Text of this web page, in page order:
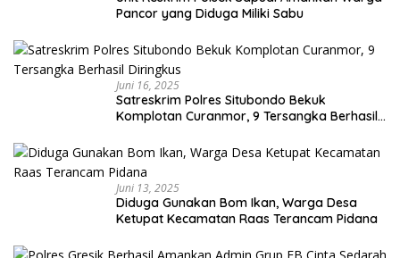
Pancor yang Diduga Miliki Sabu
Juni 16, 2025
Satreskrim Polres Situbondo Bekuk
Komplotan Curanmor, 9 Tersangka Berhasil
Juni 13, 2025
Diduga Gunakan Bom Ikan, Warga Desa
Ketupat Kecamatan Raas Terancam Pidana